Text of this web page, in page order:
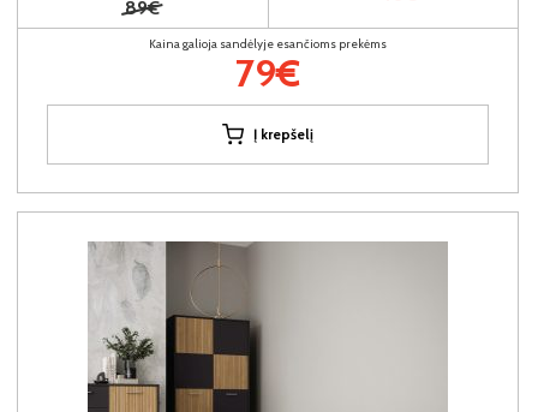
89€
Kaina galioja sandėlyje esančioms prekėms
79€
Į krepšelį